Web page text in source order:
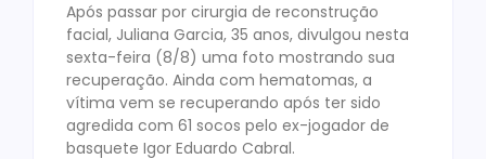
Após passar por cirurgia de reconstrução
facial, Juliana Garcia, 35 anos, divulgou nesta
sexta-feira (8/8) uma foto mostrando sua
recuperação. Ainda com hematomas, a
vítima vem se recuperando após ter sido
agredida com 61 socos pelo ex-jogador de
basquete Igor Eduardo Cabral.